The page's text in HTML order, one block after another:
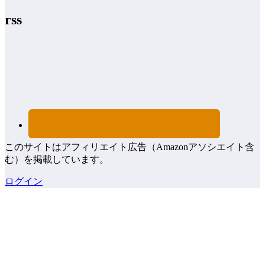
rss
このサイトはアフィリエイト広告（Amazonアソシエイト含
む）を掲載しています。
ログイン